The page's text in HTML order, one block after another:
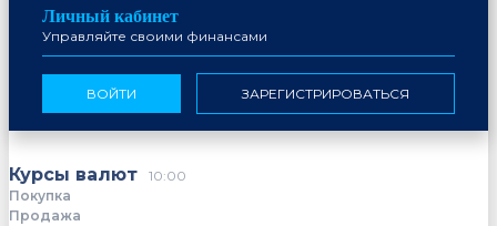
Личный кабинет
Управляйте своими финансами
ВОЙТИ ЗАРЕГИСТРИРОВАТЬСЯ
Курсы валют
10:00
Покупка
Продажа